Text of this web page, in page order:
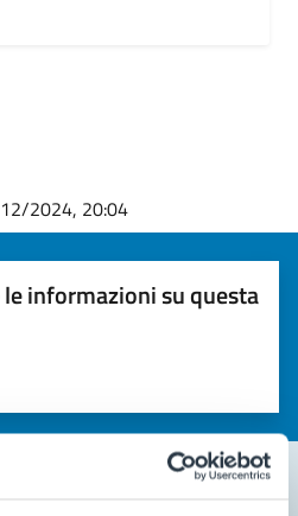
2024, 20:04
informazioni su questa
(da 1 a 5 stelle)
per valutare la chiarezza delle
su 5
su 5
5